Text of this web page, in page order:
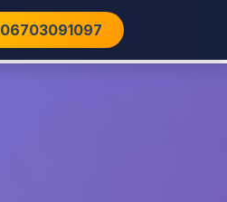
06703091097